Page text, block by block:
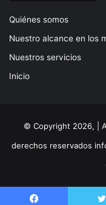
Quiénes somos
Nuestro alcance en los
Nuestros servicios
Inicio
© Copyright 2026, |
derechos reservados